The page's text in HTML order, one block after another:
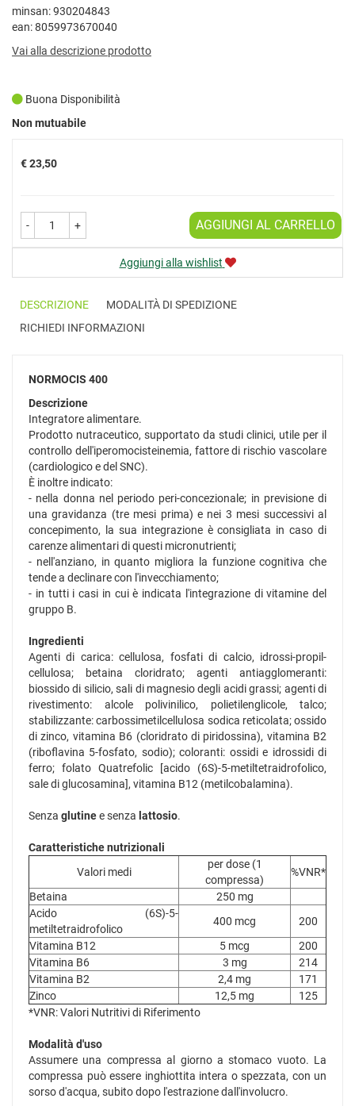
minsan: 930204843
ean: 8059973670040
Vai alla descrizione prodotto
Buona Disponibilità
Non mutuabile
Prezzo
€ 23,50
- + AGGIUNGI AL CARRELLO
Aggiungi alla wishlist
DESCRIZIONE
MODALITÀ DI SPEDIZIONE
RICHIEDI INFORMAZIONI
NORMOCIS 400
Descrizione
Integratore alimentare.
Prodotto nutraceutico, supportato da studi clinici, utile per il
controllo dell'iperomocisteinemia, fattore di rischio vascolare
(cardiologico e del SNC).
È inoltre indicato:
- nella donna nel periodo peri-concezionale; in previsione di
una gravidanza (tre mesi prima) e nei 3 mesi successivi al
concepimento, la sua integrazione è consigliata in caso di
carenze alimentari di questi micronutrienti;
- nell'anziano, in quanto migliora la funzione cognitiva che
tende a declinare con l'invecchiamento;
- in tutti i casi in cui è indicata l'integrazione di vitamine del
gruppo B.
Ingredienti
Agenti di carica: cellulosa, fosfati di calcio, idrossi-propil-
cellulosa; betaina cloridrato; agenti antiagglomeranti:
biossido di silicio, sali di magnesio degli acidi grassi; agenti di
rivestimento: alcole polivinilico, polietilenglicole, talco;
stabilizzante: carbossimetilcellulosa sodica reticolata; ossido
di zinco, vitamina B6 (cloridrato di piridossina), vitamina B2
(riboflavina 5-fosfato, sodio); coloranti: ossidi e idrossidi di
ferro; folato Quatrefolic [acido (6S)-5-metiltetraidrofolico,
sale di glucosamina], vitamina B12 (metilcobalamina).
Senza glutinee senza lattosio.
Caratteristiche nutrizionali
Valori medi
per dose (1
compressa)
%VNR*
Betaina
250 mg
Acido (6S)-5-
metiltetraidrofolico
400 mcg
200
Vitamina B12
5 mcg
200
Vitamina B6
3 mg
214
Vitamina B2
2,4 mg
171
Zinco
12,5 mg
125
*VNR: Valori Nutritivi di Riferimento
Modalità d'uso
Assumere una compressa al giorno a stomaco vuoto. La
compressa può essere inghiottita intera o spezzata, con un
sorso d'acqua, subito dopo l'estrazione dall'involucro.